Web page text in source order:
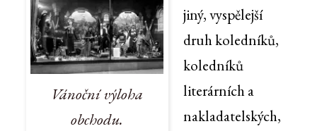
Vánoční výloha
obchodu.
jiný, vyspělejší
druh koledníků,
koledníků
literárních a
nakladatelských,